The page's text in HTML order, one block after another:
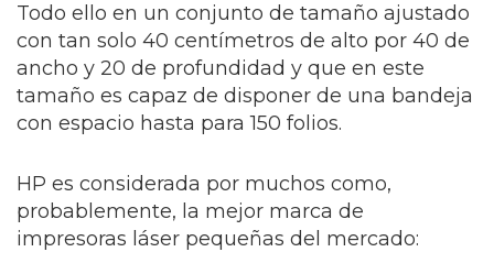
Todo ello en un conjunto de tamaño ajustado
con tan solo 40 centímetros de alto por 40 de
ancho y 20 de profundidad y que en este
tamaño es capaz de disponer de una bandeja
con espacio hasta para 150 folios.
HP es considerada por muchos como,
probablemente, la mejor marca de
impresoras láser pequeñas del mercado: